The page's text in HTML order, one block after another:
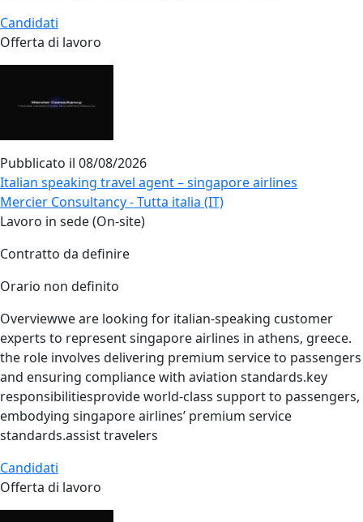
Candidati
Offerta di lavoro
Pubblicato il 08/08/2026
Italian speaking travel agent – singapore airlines
Mercier Consultancy - Tutta italia (IT)
Lavoro in sede (On-site)
Contratto da definire
Orario non definito
Overviewwe are looking for italian‑speaking customer
experts to represent singapore airlines in athens, greece.
the role involves delivering premium service to passengers
and ensuring compliance with aviation standards.key
responsibilitiesprovide world‑class support to passengers,
embodying singapore airlines’ premium service
standards.assist travelers
Candidati
Offerta di lavoro